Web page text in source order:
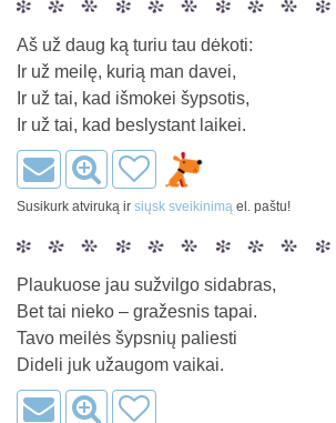
Aš už daug ką turiu tau dėkoti:
Ir už meilę, kurią man davei,
Ir už tai, kad išmokei šypsotis,
Ir už tai, kad beslystant laikei.
Susikurk atviruką ir siųsk sveikinimą el. paštu!
Plaukuose jau sužvilgo sidabras,
Bet tai nieko – gražesnis tapai.
Tavo meilės šypsnių paliesti
Dideli juk užaugom vaikai.